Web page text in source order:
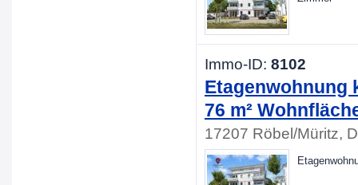
Immo-ID: 8102
Etagenwohnung
76 m²
17207 Röbel/Müritz,